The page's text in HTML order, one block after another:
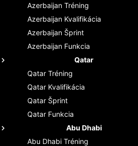
Azerbaijan Tréning
Azerbaijan Kvalifikácia
Azerbaijan Šprint
Azerbaijan Funkcia
Qatar
Qatar Tréning
Qatar Kvalifikácia
Qatar Šprint
Qatar Funkcia
Abu Dhabi
Abu Dhabi Tréning